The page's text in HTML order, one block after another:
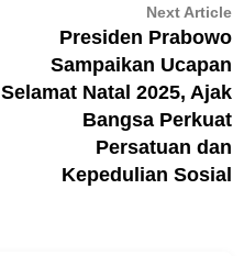
Next Article
Presiden Prabowo
Sampaikan Ucapan
Selamat Natal 2025, Ajak
Bangsa Perkuat
Persatuan dan
Kepedulian Sosial